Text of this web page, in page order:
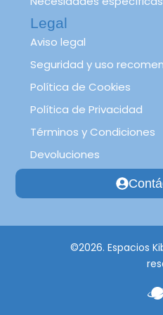
Legal
Aviso legal
Seguridad y uso
Política de Cookies
Política de Privacidad
Términos y Condiciones
Devoluciones
©2026. Espacios